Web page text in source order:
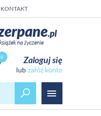
KONTAKT
0 Zaloguj się
załóż konto